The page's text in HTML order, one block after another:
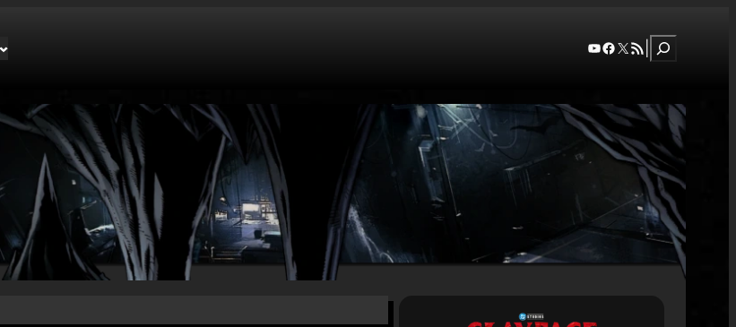
YouTube
Facebook
X RSS FeedSzukaj